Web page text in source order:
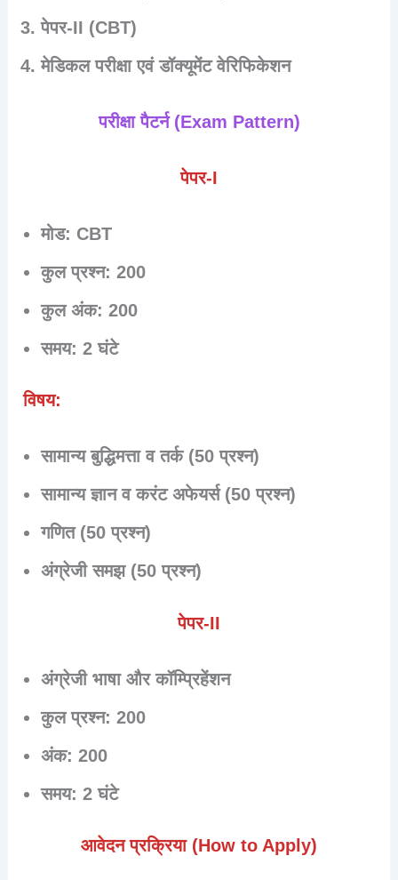
पेपर-II (CBT)
मेडिकल परीक्षा एवं डॉक्यूमेंट वेरिफिकेशन
परीक्षा पैटर्न (Exam Pattern)
पेपर-I
मोड: CBT
कुल प्रश्न: 200
कुल अंक: 200
समय: 2 घंटे
विषय:
सामान्य बुद्धिमत्ता व तर्क (50 प्रश्न)
सामान्य ज्ञान व करंट अफेयर्स (50 प्रश्न)
गणित (50 प्रश्न)
अंग्रेजी समझ (50 प्रश्न)
पेपर-II
अंग्रेजी भाषा और कॉम्प्रिहेंशन
कुल प्रश्न: 200
अंक: 200
समय: 2 घंटे
आवेदन प्रक्रिया (How to Apply)